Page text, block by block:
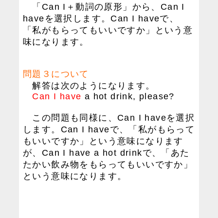
「Can I＋動詞の原形」から、Can I
haveを選択します。Can I haveで、
「私がもらってもいいですか」という意
味になります。
問題３について
解答は次のようになります。
Can I have a hot drink, please?
この問題も同様に、Can I haveを選択
します。Can I haveで、「私がもらって
もいいですか」という意味になります
が、Can I have a hot drinkで、「あた
たかい飲み物をもらってもいいですか」
という意味になります。